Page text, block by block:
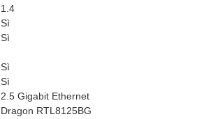
1.4
Sì
Sì
Sì
Sì
2.5 Gigabit Ethernet
Dragon RTL8125BG